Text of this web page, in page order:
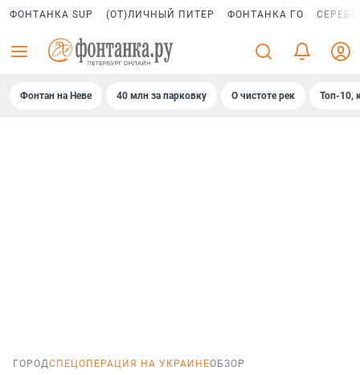
ФОНТАНКА SUP (ОТ)ЛИЧНЫЙ ПИТЕР ФОНТАНКА ГО
Фонтан на Неве 40 млн за парковку О чистоте рек Топ-10,
ГОРОДСПЕЦОПЕРАЦИЯ НА УКРАИНЕОБЗОР